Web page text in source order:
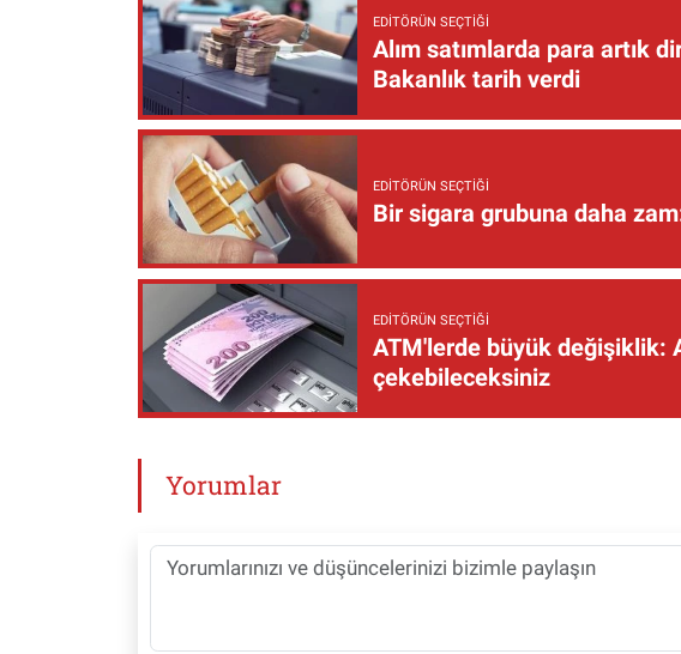
EDITÖRÜN SEÇTIĞI
Alım satımlarda para artık
Bakanlık tarih verdi
EDITÖRÜN SEÇTIĞI
Bir sigara grubuna daha
EDITÖRÜN SEÇTIĞI
ATM'lerde büyük değişiklik:
çekebileceksiniz
Yorumlar